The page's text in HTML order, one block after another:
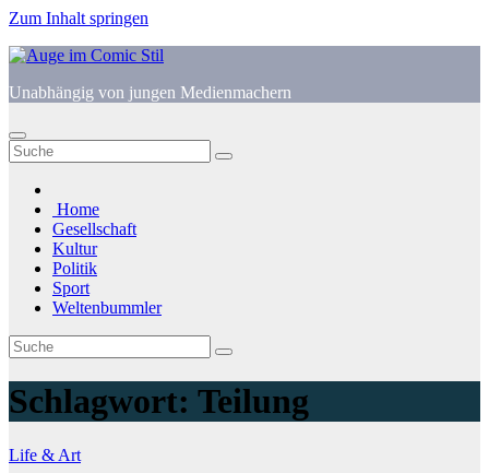
Zum Inhalt springen
Unabhängig von jungen Medienmachern
Home
Gesellschaft
Kultur
Politik
Sport
Weltenbummler
Schlagwort: Teilung
Life & Art